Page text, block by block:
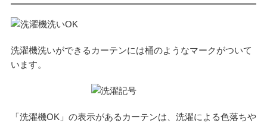
洗濯機洗いができるカーテンには桶のようなマークがついて
います。
「洗濯機OK」の表示があるカーテンは、洗濯による色落ちや